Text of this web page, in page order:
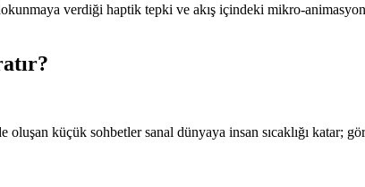
verdiği haptik tepki ve akış içindeki mikro-
oluşan küçük sohbetler sanal dünyaya insan sıcaklığı katar;